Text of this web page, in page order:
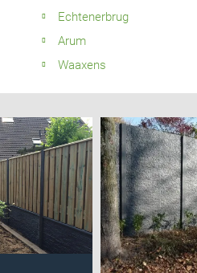
Echtenerbrug
Arum
Waaxens